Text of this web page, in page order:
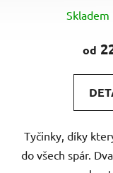
Skladem
od
Tyčinky, díky
do všech spár.